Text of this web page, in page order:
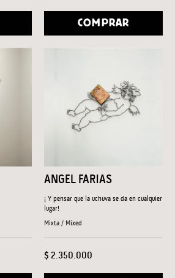
COMPRAR
ANGEL FARIAS
¡ Y pensar que la uchuva se da en cualquier
lugar!
Mixta / Mixed
$ 2.350.000